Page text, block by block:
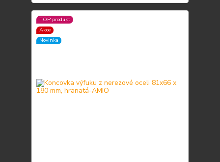
TOP produkt
Akce
Novinka